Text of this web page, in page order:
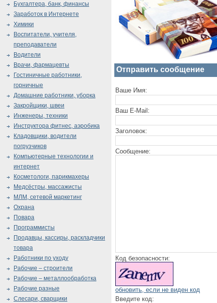
Отправить сообщение
Ваше Имя:
Ваш E-Mail:
Заголовок:
Сообщение:
Код безопасности:
обновить, если не виден код
Введите код:
Бухгалтера, банк, финансы
Заработок в Интернете
Химики
Воспитатели, учителя,
преподаватели
Водители
Врачи, фармацевты
Гостиничные работники,
горничные
Домашние работники, уборка
Закройщики, швеи
Инженеры, техники
Инструктора фитнес, аэробика
Кладовщики, водители
погрузчиков
Компьютерные технологии и
интернет
Косметологи, парикмахеры
Медсёстры, массажисты
МЛМ, сетевой маркетинг
Охрана
Повара
Программисты
Продавцы, кассиры, раскладчики
товара
Работники по уходу
Рабочие – строители
Рабочие – металлообработка
Рабочие разные
Слесари, сварщики